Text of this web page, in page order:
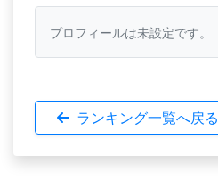
プロフィールは未設定です。
ランキング一覧へ戻る